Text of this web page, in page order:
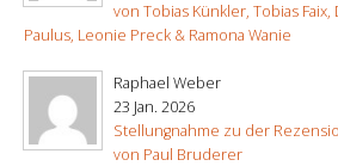
von Tobias Künkler, Tobias
Paulus, Leonie Preck & Ramona Wanie
Raphael Weber
23 Jan. 2026
Stellungnahme zu der
von Paul Bruderer